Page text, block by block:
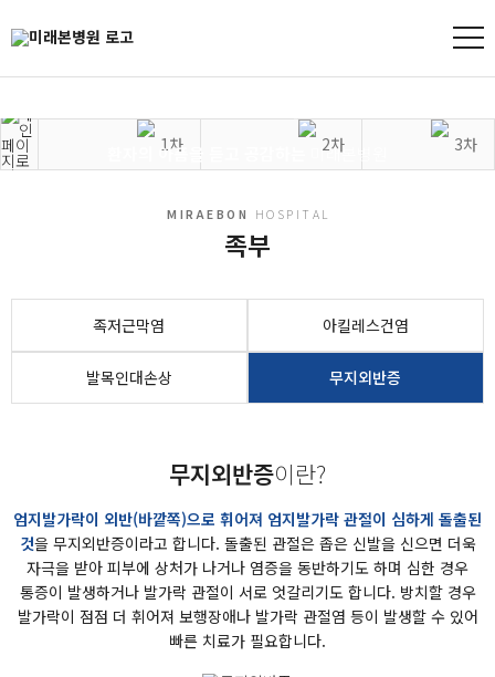
환자의 아픔을 듣고 공감하는 미래본병원
MIRAEBON HOSPITAL
족부
족저근막염 아킬레스건염
발목인대손상 무지외반증
무지외반증이란?
엄지발가락이 외반(바깥쪽)으로 휘어져 엄지발가락 관절이 심하게 돌출된
것을 무지외반증이라고 합니다. 돌출된 관절은 좁은 신발을 신으면 더욱
자극을 받아 피부에 상처가 나거나 염증을 동반하기도 하며 심한 경우
통증이 발생하거나 발가락 관절이 서로 엇갈리기도 합니다. 방치할 경우
발가락이 점점 더 휘어져 보행장애나 발가락 관절염 등이 발생할 수 있어
빠른 치료가 필요합니다.